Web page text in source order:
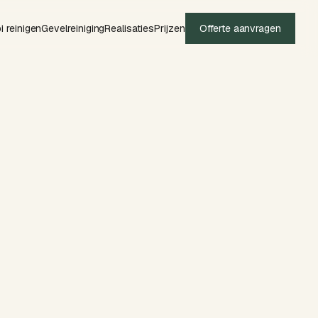
reinigenGevelreinigingRealisatiesPrijzen Offerte aanvragen